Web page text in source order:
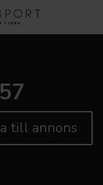
till annons